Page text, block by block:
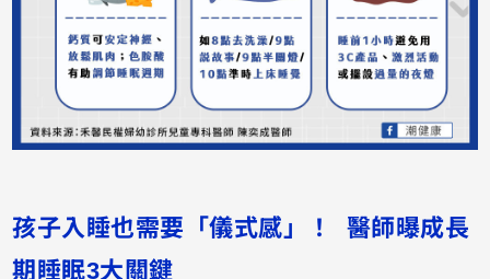
孩子入睡也需要「儀式感」！ 醫師曝成長
期睡眠3大關鍵